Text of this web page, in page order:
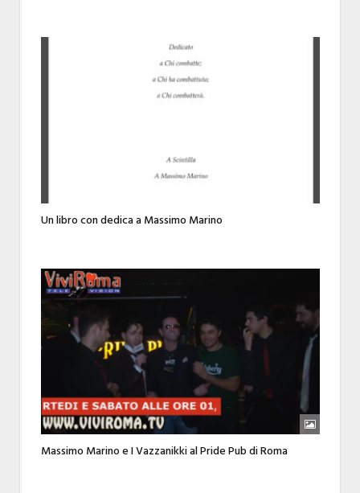
Un libro con dedica a Massimo Marino
Massimo Marino e I Vazzanikki al Pride Pub di Roma